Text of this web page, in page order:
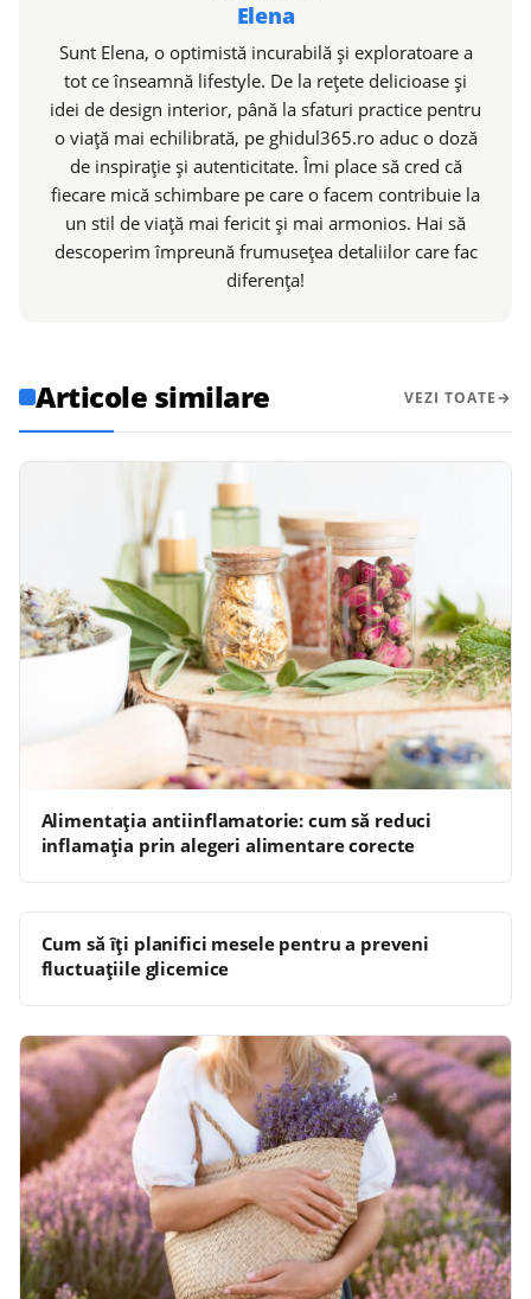
Elena
Sunt Elena, o optimistă incurabilă și exploratoare a
tot ce înseamnă lifestyle. De la rețete delicioase și
idei de design interior, până la sfaturi practice pentru
o viață mai echilibrată, pe ghidul365.ro aduc o doză
de inspirație și autenticitate. Îmi place să cred că
fiecare mică schimbare pe care o facem contribuie la
un stil de viață mai fericit și mai armonios. Hai să
descoperim împreună frumusețea detaliilor care fac
diferența!
Articole similare VEZI TOATE
Alimentația antiinflamatorie: cum să reduci
inflamația prin alegeri alimentare corecte
Cum să îți planifici mesele pentru a preveni
fluctuațiile glicemice